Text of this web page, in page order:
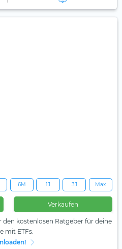
6M 1J 3J Max
Verkaufen
den kostenlosen Ratgeber für deine
mit ETFs.